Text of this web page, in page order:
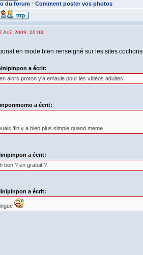
du forum - Comment poster vos photos
Aoû 2009, 00:03
en mode bien renseigné sur les sites cochons
a écrit:
alors proton y'a emaule pour les vidéos adultes
a écrit:
'fin y a bien plus simple quand meme...
a écrit:
bon ? en gratuit ?
a écrit: